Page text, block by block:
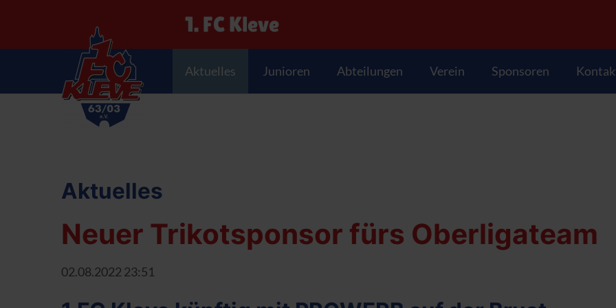
1. FC Kleve
Aktuelles Junioren Abteilungen Verein Sponsoren
Aktuelles
Neuer Trikotsponsor fürs Oberligateam
02.08.2022 23:51